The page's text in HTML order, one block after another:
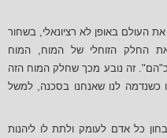
העולם באופן לא רציונאלי, בשחור
את החלק הזוחלי של המוח, המוח
כ"הם". זה נובע מכך שחלק המוח הזה
כשנדמה לנו שאנחנו בסכנה, למשל
כל אדם לעומק ולתת לו ליהנות